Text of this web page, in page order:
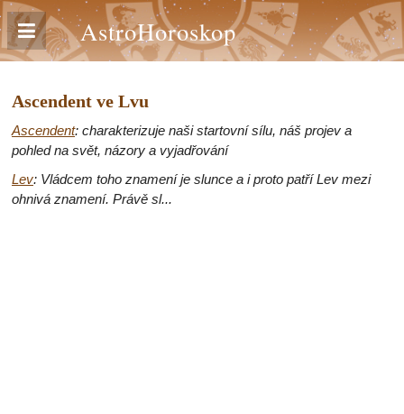
AstroHoroskop
Ascendent ve Lvu
Ascendent: charakterizuje naši startovní sílu, náš projev a
pohled na svět, názory a vyjadřování
Lev: Vládcem toho znamení je slunce a i proto patří Lev mezi
ohnivá znamení. Právě sl...